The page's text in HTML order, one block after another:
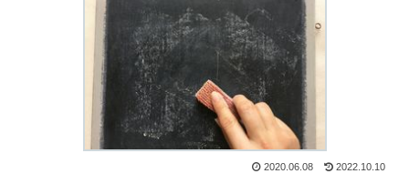
2020.06.08 2022.10.10